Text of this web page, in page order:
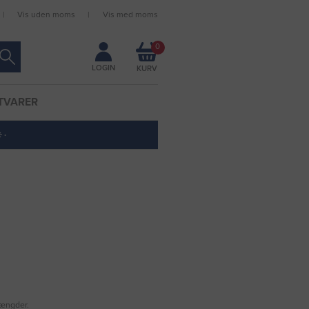
Forbliv logget ind
Vis uden moms Vis med moms
LOGIN
0